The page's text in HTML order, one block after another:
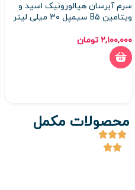
سرم آبرسان هیالورونیک اسید و
ویتامین B۵ سیمپل ۳۰ میلی لیتر
۲,۱۰۰,۰۰۰ تومان
محصولات مکمل